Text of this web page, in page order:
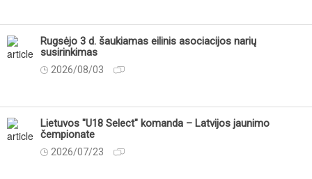
Rugsėjo 3 d. šaukiamas eilinis asociacijos narių
susirinkimas
2026/08/03
Lietuvos "U18 Select" komanda – Latvijos jaunimo
čempionate
2026/07/23